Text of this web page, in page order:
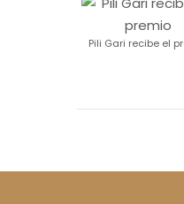
Pili Gari recibe el